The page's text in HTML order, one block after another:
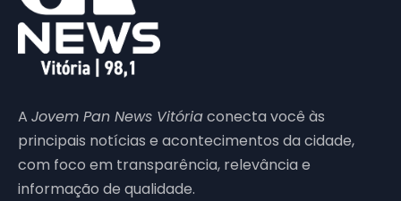
A Jovem Pan News Vitóriaconecta você às
principais notícias e acontecimentos da cidade,
com foco em transparência, relevância e
informação de qualidade.